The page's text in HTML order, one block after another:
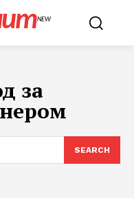
NEW
за
SEARCH